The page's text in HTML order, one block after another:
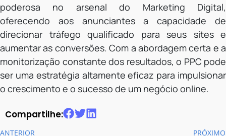
poderosa no arsenal do Marketing Digital,
oferecendo aos anunciantes a capacidade de
direcionar tráfego qualificado para seus sites e
aumentar as conversões. Com a abordagem certa e a
monitorização constante dos resultados, o PPC pode
ser uma estratégia altamente eficaz para impulsionar
o crescimento e o sucesso de um negócio online.
Compartilhe:
ANTERIOR PRÓXIMO